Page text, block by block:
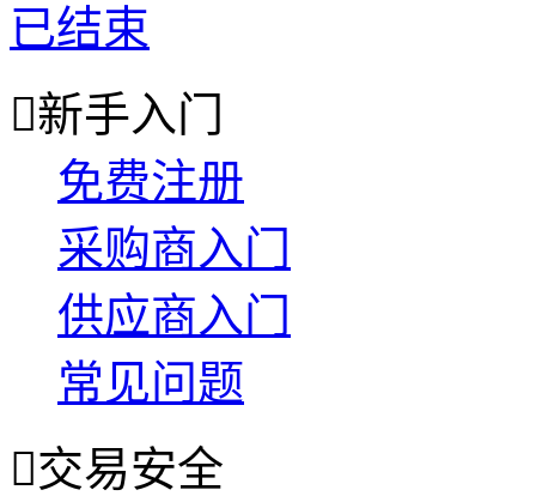
已结束
新手入门
免费注册
采购商入门
供应商入门
常见问题
交易安全